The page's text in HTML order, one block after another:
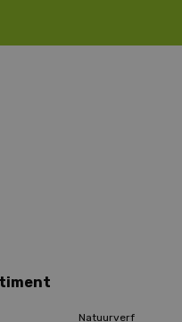
Natuurverf